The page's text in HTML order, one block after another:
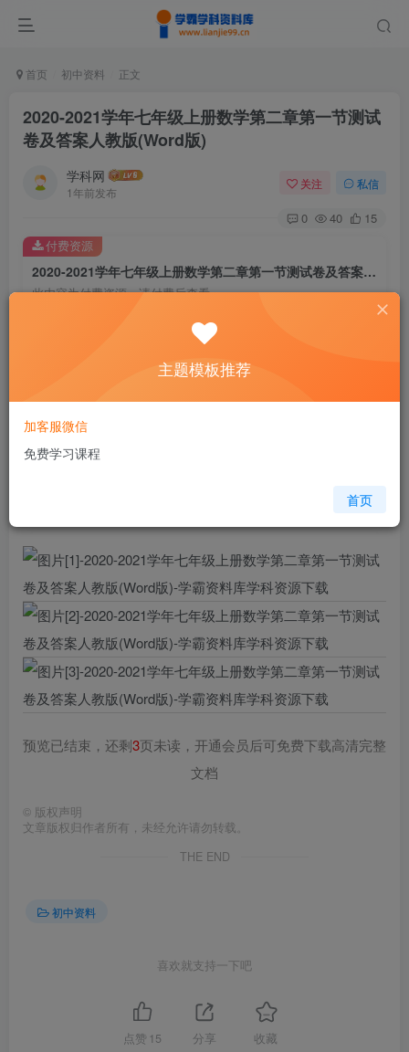
首页 初中资料 正文
2020-2021学年七年级上册数学第二章第一节测试
卷及答案人教版(Word版)
学科网
1年前发布
关注 私信
0 40 15
2020-2021学年七年级上册数学第二章第一节测试卷及答案人教版(Word版)
此内容为付费资源，请付费后查看
9.9
免费
暂时无法购买，请与站长联系
186.50 KB
付费资源
预览已结束，还剩3页未读，开通会员后可免费下载高清完整
文档
© 版权声明
文章版权归作者所有，未经允许请勿转载。
THE END
初中资料
喜欢就支持一下吧
点赞 15 分享 收藏
主题模板推荐
加客服微信
免费学习课程
首页